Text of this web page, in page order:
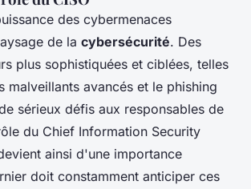
des cybermenaces
de la cybersécurité. Des
plus sophistiquées et ciblées, telles
malveillants avancés et le phishing
sérieux défis aux responsables de
du Chief Information Security
ainsi d'une importance
doit constamment anticiper ces